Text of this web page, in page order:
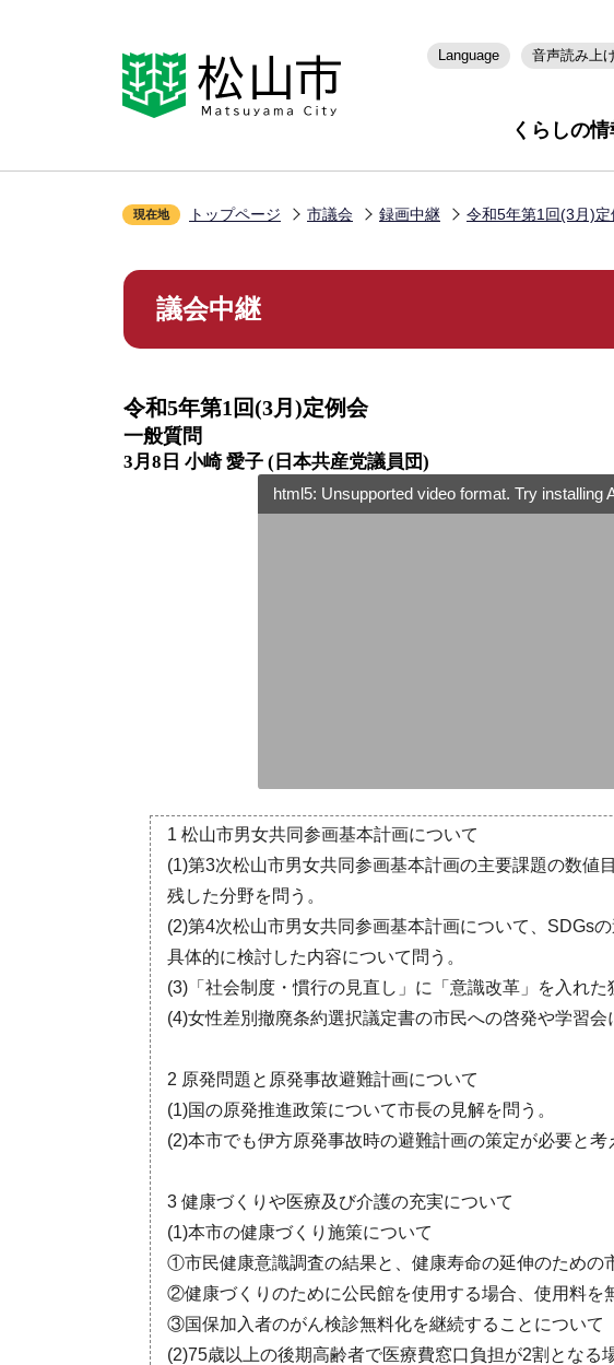
頭
Language 音声読み上
くらしの情
現在地 トップページ 市議会 録画中継 令和5年第1回(3月)定
本
こ
ら
議会中継
令和5年第1回(3月)定例会
一般質問
3月8日 小崎 愛子 (日本共産党議員団)
html5: Unsupported video format. Try installing
1 松山市男女共同参画基本計画について
(1)第3次松山市男女共同参画基本計画の主要課題の数値
残した分野を問う。
(2)第4次松山市男女共同参画基本計画について、SDGs
具体的に検討した内容について問う。
(3)「社会制度・慣行の見直し」に「意識改革」を入れ
(4)女性差別撤廃条約選択議定書の市民への啓発や学習会
2 原発問題と原発事故避難計画について
(1)国の原発推進政策について市長の見解を問う。
(2)本市でも伊方原発事故時の避難計画の策定が必要と考
3 健康づくりや医療及び介護の充実について
(1)本市の健康づくり施策について
①市民健康意識調査の結果と、健康寿命の延伸のための
②健康づくりのために公民館を使用する場合、使用料を
③国保加入者のがん検診無料化を継続することについて
(2)75歳以上の後期高齢者で医療費窓口負担が2割となる